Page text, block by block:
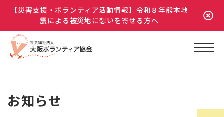
【災害支援・ボランティア活動情報】令和８年熊本地
震による被災地に想いを寄せる方へ
お知らせ